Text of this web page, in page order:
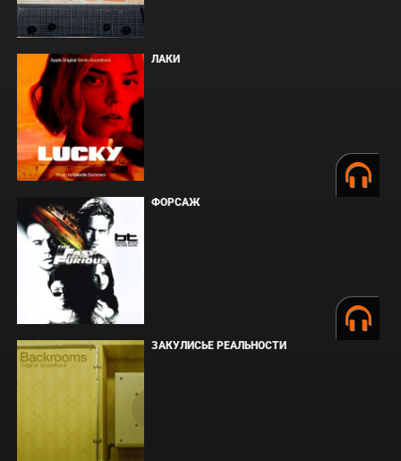
ЛАКИ
ФОРСАЖ
ЗАКУЛИСЬЕ РЕАЛЬНОСТИ